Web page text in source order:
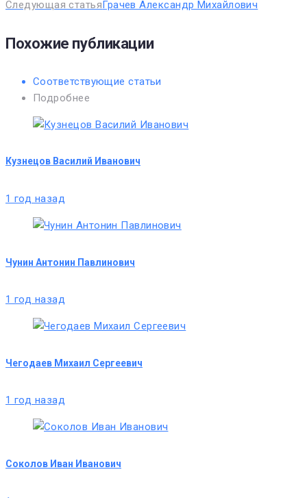
Следующая статьяГрачев Александр Михайлович
Похожие публикации
Соответствующие статьи
Подробнее
Кузнецов Василий Иванович
1 год назад
Чунин Антонин Павлинович
1 год назад
Чегодаев Михаил Сергеевич
1 год назад
Соколов Иван Иванович